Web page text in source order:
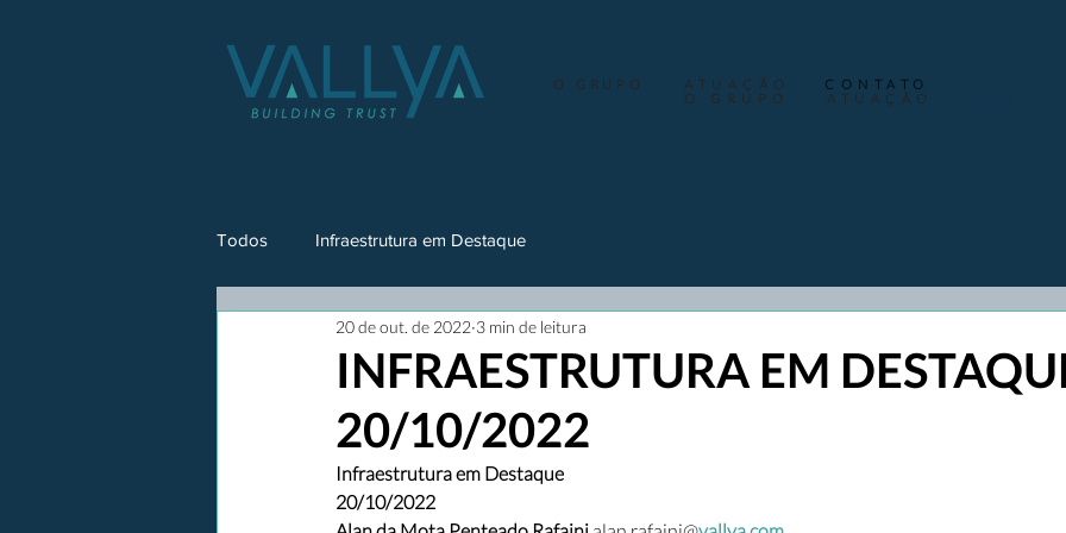
O GRUPO ATUAÇÃO
CONTATO
O GRUPO
ATUAÇÃO
Todos Infraestrutura em Destaque
INFRAESTRUTURA EM
20/10/2022
20 de out. de 2022 3 min de leitura
Infraestrutura em Destaque
20/10/2022